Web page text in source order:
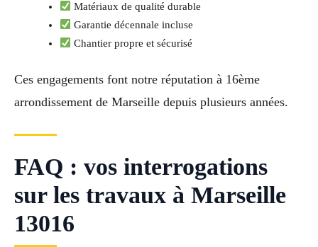
Matériaux de qualité durable
Garantie décennale incluse
Chantier propre et sécurisé
Ces engagements font notre réputation à 16ème
arrondissement de Marseille depuis plusieurs années.
FAQ : vos interrogations
sur les travaux à Marseille
13016